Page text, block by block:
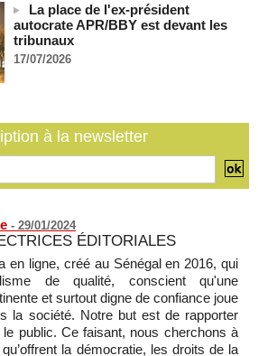
à la « migration massive » vers
à 14 personnes, selon une autorité
de la presse quotidienne du 8/9 août
La place de l'ex-président
autocrate APR/BBY est devant les
tribunaux
17/07/2026
à la newsletter
- 29/01/2024
ÉDITORIALES
en ligne, créé au Sénégal en 2016, qui
de qualité, conscient qu'une
et surtout digne de confiance joue
la société. Notre but est de rapporter
le public. Ce faisant, nous cherchons à
la démocratie, les droits de la